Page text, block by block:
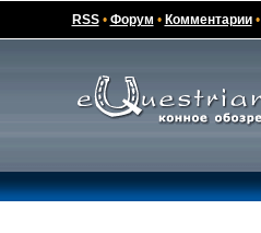
RSS• Форум • Комментарии•